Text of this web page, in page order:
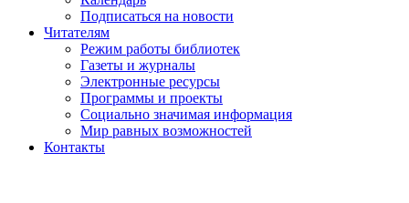
Подписаться на новости
Читателям
Режим работы библиотек
Газеты и журналы
Электронные ресурсы
Программы и проекты
Социально значимая информация
Мир равных возможностей
Контакты